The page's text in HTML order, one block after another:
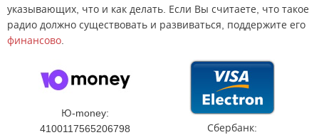
указывающих, что и как делать. Если Вы считаете, что такое
радио должно существовать и развиваться, поддержите его
финансово
Ю-money:
4100117565206798
Сбербанк: